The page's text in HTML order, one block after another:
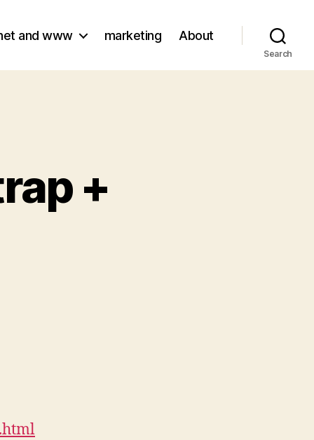
and www marketing About
Search
+